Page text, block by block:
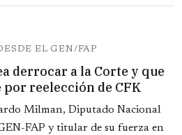
EL GEN/FAP
derrocar a la Corte y que
reelección de CFK
Milman, Diputado Nacional
FAP y titular de su fuerza en